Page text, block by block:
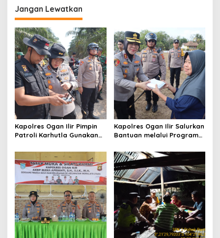
s
i
p
o
s
Jangan Lewatkan
Kapolres Ogan Ilir Pimpin
Patroli Karhutla Gunakan
Perkuat Kesiapsiagaan
Hadapi Musim Kemarau
Kapolres Ogan Ilir Salurkan
Bantuan melalui Program
Kepedulian kepada
Masyarakat Desa Parit